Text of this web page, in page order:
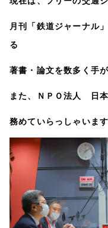
月刊「鉄道ジャーナル
る
著書・論文を数多く手
また、ＮＰＯ法人 日
務めていらっしゃいます